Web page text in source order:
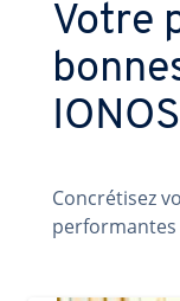
Votre
IONOS
Concrétisez
performantes